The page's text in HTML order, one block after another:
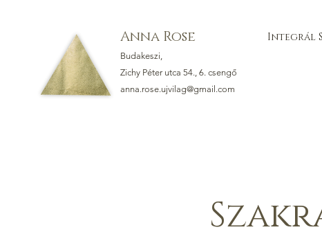
Anna Rose
Budakeszi,
Zichy Péter utca 54., 6. csengő
anna.rose.ujvilag@gmail.com
Integrál